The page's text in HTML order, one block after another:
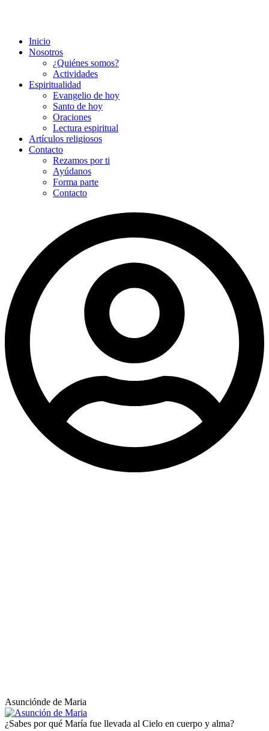
Inicio
Nosotros
¿Quiénes somos?
Actividades
Espiritualidad
Evangelio de hoy
Santo de hoy
Oraciones
Lectura espiritual
Artículos religiosos
Contacto
Rezamos por ti
Ayúdanos
Forma parte
Contacto
Asunciónde de Maria
¿Sabes por qué María fue llevada al Cielo en cuerpo y alma?